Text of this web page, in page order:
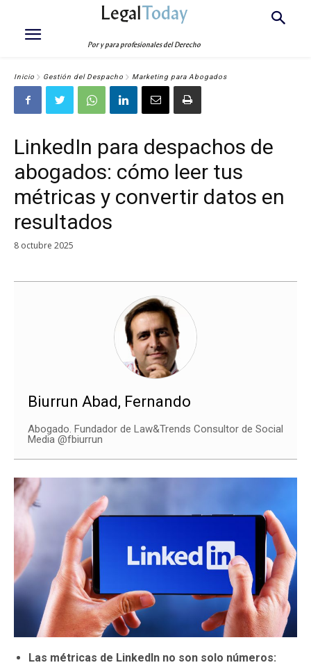
LegalToday
Por y para profesionales del Derecho
Inicio Gestión del Despacho Marketing para Abogados
LinkedIn para despachos de
abogados: cómo leer tus
métricas y convertir datos en
resultados
8 octubre 2025
Biurrun Abad, Fernando
Abogado. Fundador de Law&Trends Consultor de Social
Media @fbiurrun
Las métricas de LinkedIn no son solo números: